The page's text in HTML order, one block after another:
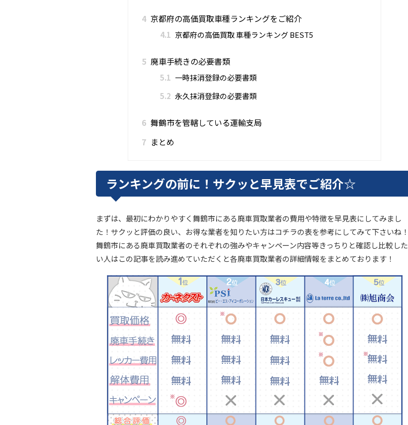
4 京都府の高価買取車種ランキングをご紹介
4.1 京都府の高価買取 車種ランキング BEST5
5 廃車手続きの必要書類
5.1 一時抹消登録の必要書類
5.2 永久抹消登録の必要書類
6 舞鶴市を管轄している運輸支局
7 まとめ
ランキングの前に！サクッと早見表でご紹介☆
まずは、最初にわかりやすく舞鶴市にある廃車買取業者の費用や特徴を早見表にしてみまし
た！サクッと評価の良い、お得な業者を知りたい方はコチラの表を参考にしてみて下さいね！
舞鶴市にある廃車買取業者のそれぞれの強みやキャンペーン内容等きっちりと確認し比較した
い人はこの記事を読み進めていただくと各廃車買取業者の詳細情報をまとめております！